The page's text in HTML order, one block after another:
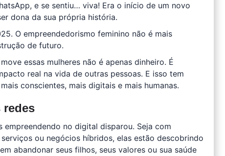
e se sentiu… viva! Era o início de um novo
dona da sua própria história.
O empreendedorismo feminino não é mais
de futuro.
essas mulheres não é apenas dinheiro. É
real na vida de outras pessoas. E isso tem
conscientes, mais digitais e mais humanas.
redes
no digital disparou. Seja com
ou negócios híbridos, elas estão descobrindo
abandonar seus filhos, seus valores ou sua saúde